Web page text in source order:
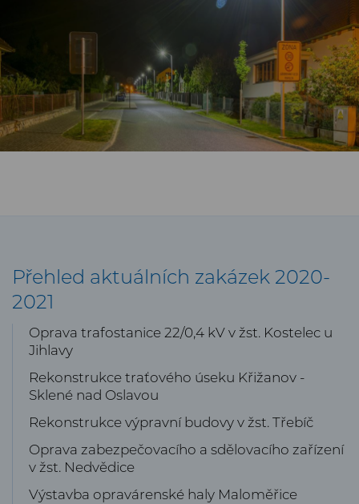
Přehled aktuálních zakázek 2020-
2021
Oprava trafostanice 22/0,4 kV v žst. Kostelec u
Jihlavy
Rekonstrukce traťového úseku Křižanov -
Sklené nad Oslavou
Rekonstrukce výpravní budovy v žst. Třebíč
Oprava zabezpečovacího a sdělovacího zařízení
v žst. Nedvědice
Výstavba opravárenské haly Maloměřice